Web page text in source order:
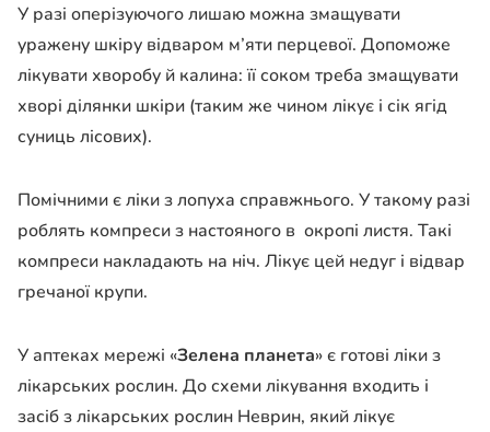
У разі оперізуючого лишаю можна змащувати
уражену шкіру відваром м’яти перцевої. Допоможе
лікувати хворобу й калина: її соком треба змащувати
хворі ділянки шкіри (таким же чином лікує і сік ягід
суниць лісових).
Помічними є ліки з лопуха справжнього. У такому разі
роблять компреси з настояного в окропі листя. Такі
компреси накладають на ніч. Лікує цей недуг і відвар
гречаної крупи.
У аптеках мережі «Зелена планета» є готові ліки з
лікарських рослин. До схеми лікування входить і
засіб з лікарських рослин Неврин, який лікує